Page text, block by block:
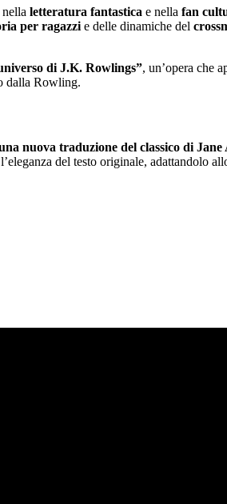
nella letteratura fantastica e nella fan
per ragazzi e delle dinamiche del
di J.K. Rowlings”, un’opera che
dalla Rowling.
nuova traduzione del classico di
del testo originale, adattandolo